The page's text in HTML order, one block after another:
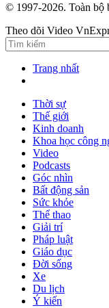
© 1997-2026. Toàn bộ
Theo dõi Video
Trang nhất
Thời sự
Thế giới
Kinh doanh
Khoa học công
Video
Podcasts
Góc nhìn
Bất động sản
Sức khỏe
Thể thao
Giải trí
Pháp luật
Giáo dục
Đời sống
Xe
Du lịch
Ý kiến